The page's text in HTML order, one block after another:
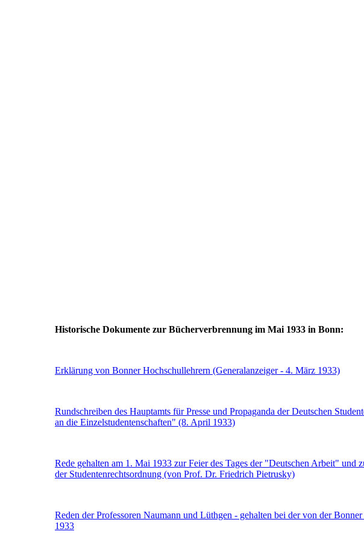
Historische Dokumente zur Bücherverbrennung im Mai 1933 in Bonn:
Erklärung von Bonner Hochschullehrern (Generalanzeiger - 4. März 1933)
Rundschreiben des Hauptamts für Presse und Propaganda der Deutschen
an die Einzelstudentenschaften" (8. April 1933)
Rede gehalten am 1. Mai 1933 zur Feier des Tages der "Deutschen Arbeit" und
der Studentenrechtsordnung (von Prof. Dr. Friedrich Pietrusky)
Reden der Professoren Naumann und Lüthgen - gehalten bei der von der
1933